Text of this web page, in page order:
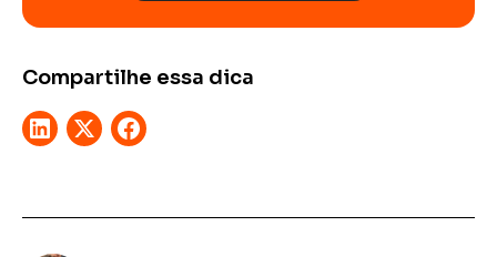
Compartilhe essa dica